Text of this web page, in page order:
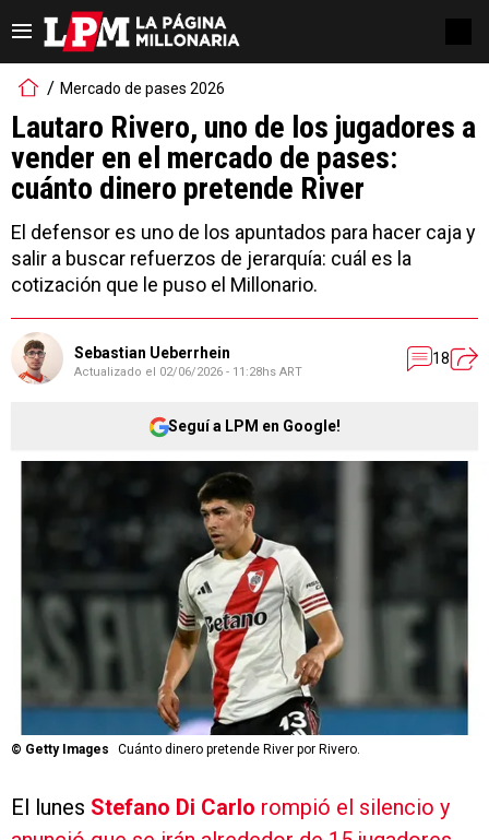
Mercado de pases 2026
Lautaro Rivero, uno de los jugadores a
vender en el mercado de pases:
cuánto dinero pretende River
El defensor es uno de los apuntados para hacer caja y
salir a buscar refuerzos de jerarquía: cuál es la
cotización que le puso el Millonario.
Sebastian Ueberrhein
Actualizado el 02/06/2026 - 11:28hs ART
18
Seguí a LPM en Google!
© Getty Images Cuánto dinero pretende River por Rivero.
El lunes Stefano Di Carlo rompió el silencio y